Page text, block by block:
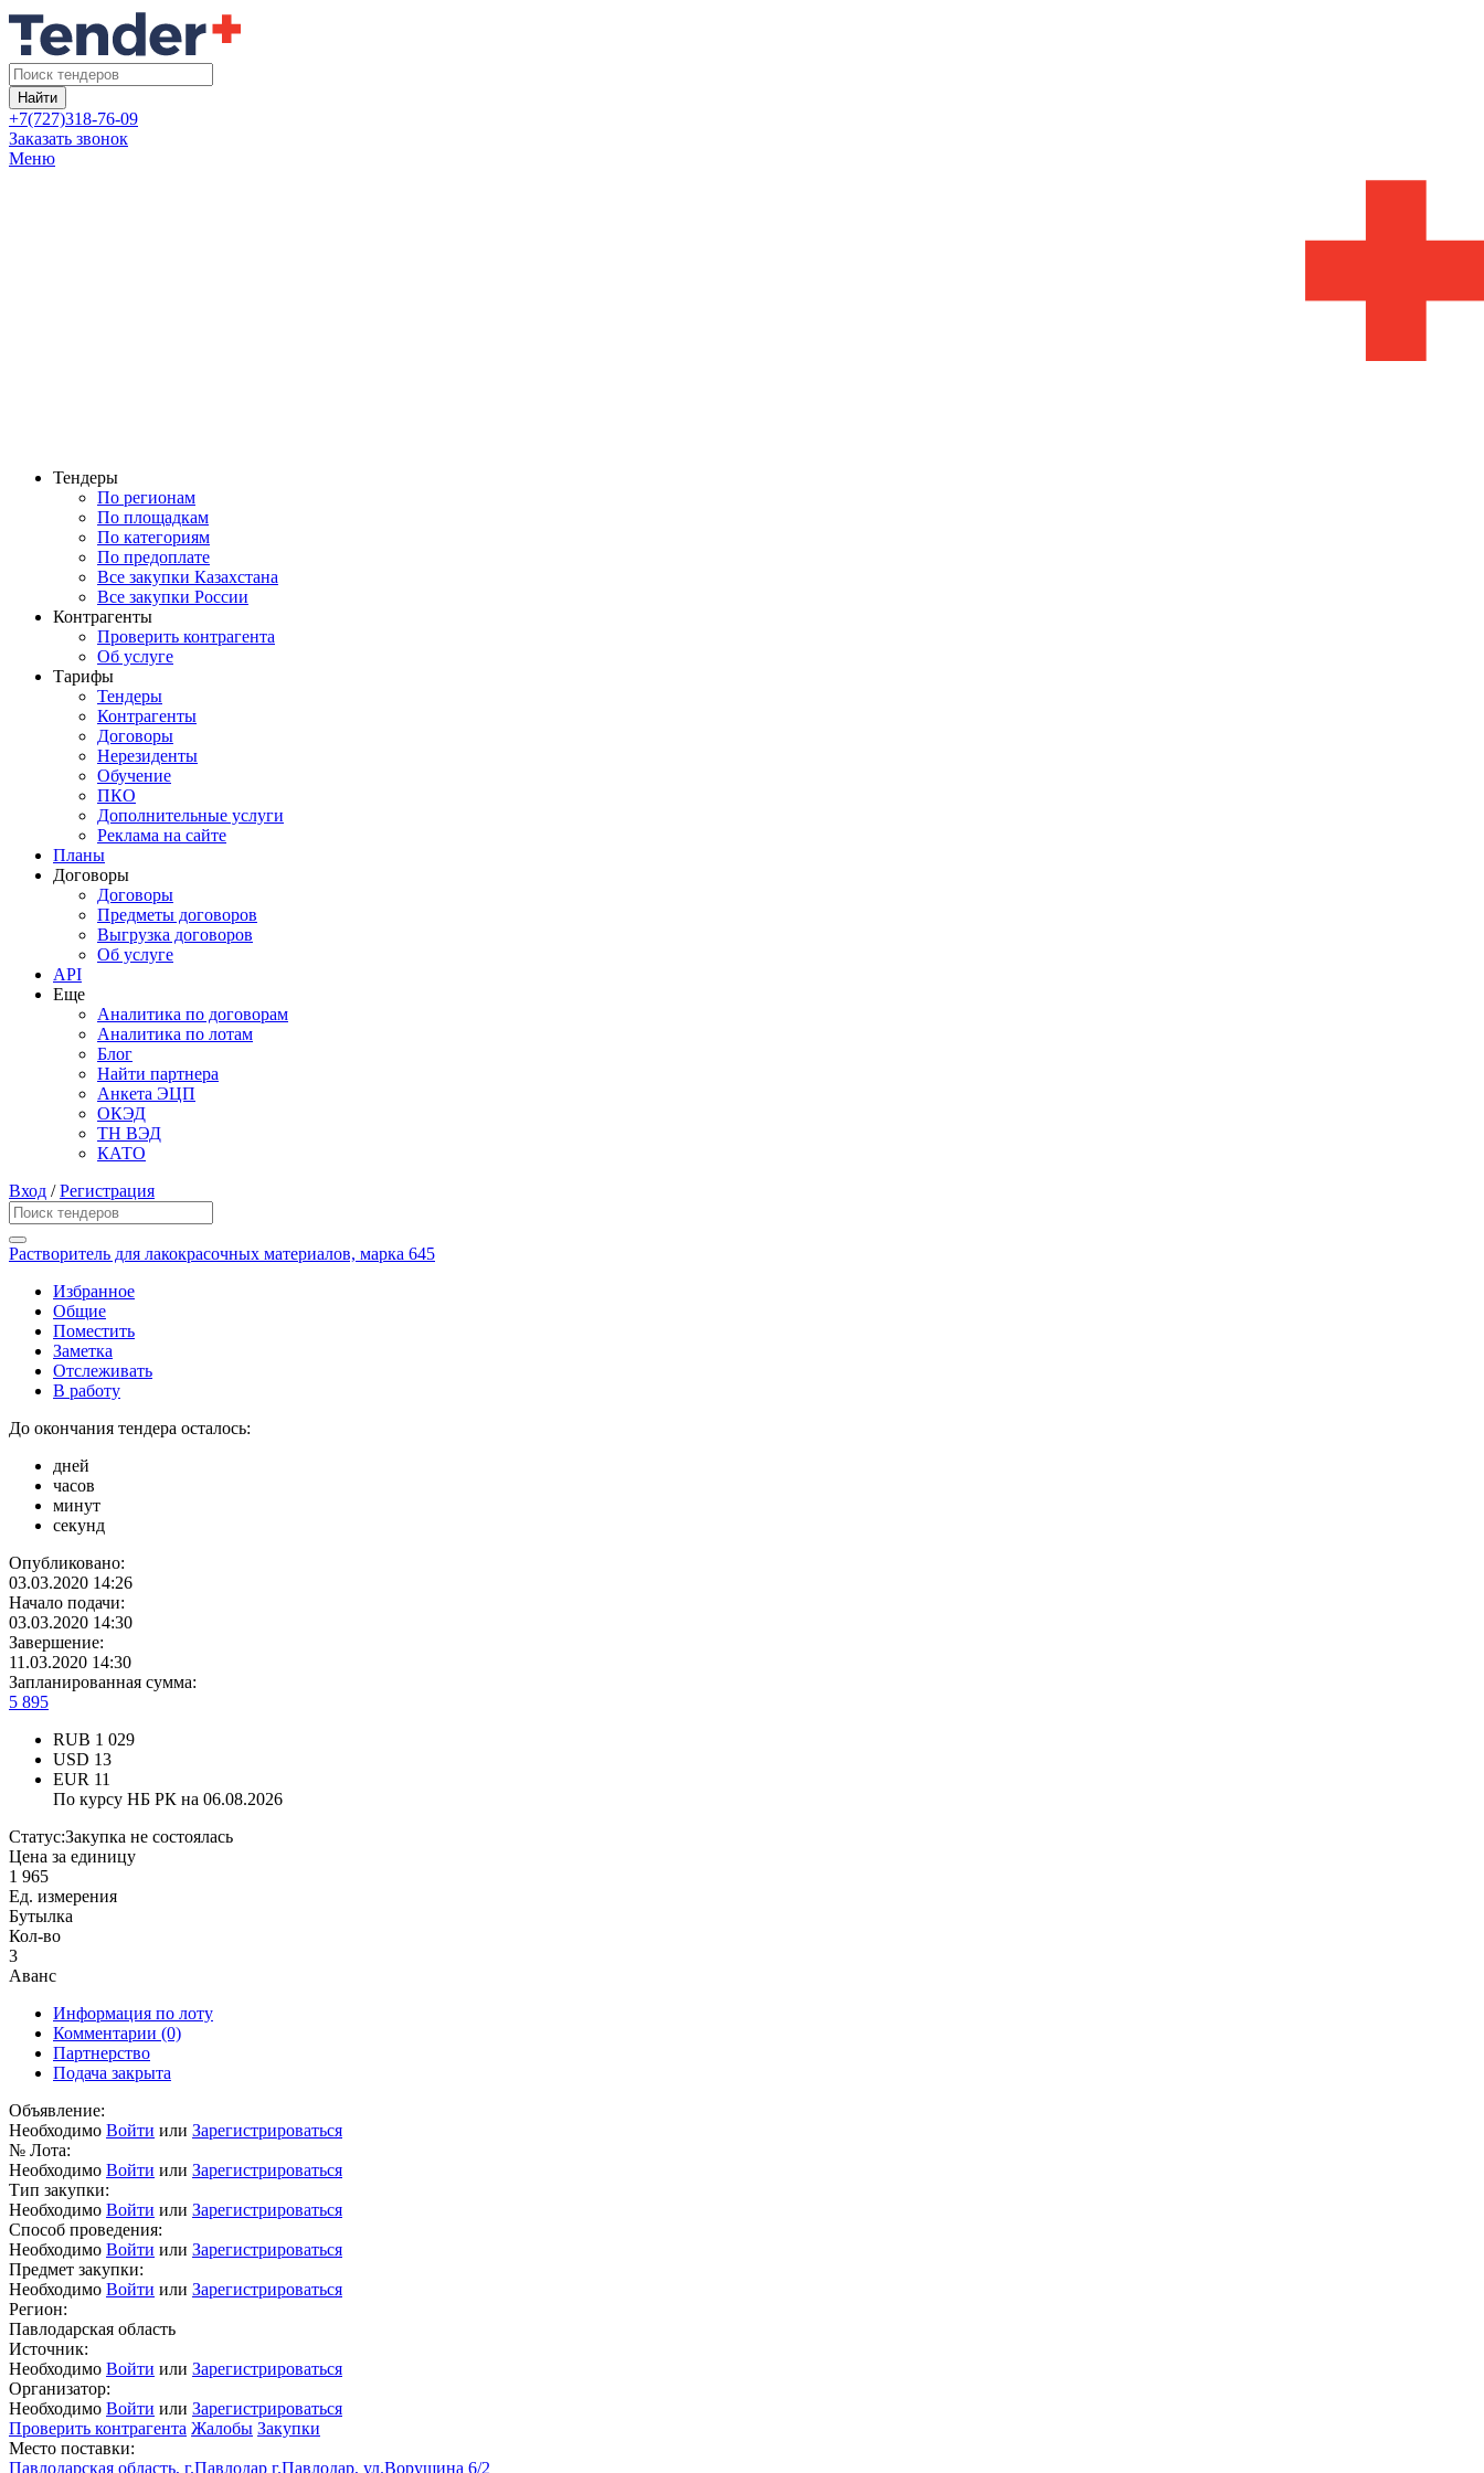
Найти
+7(727)318-76-09
Заказать звонок
Меню
Тендеры
По регионам
По площадкам
По категориям
По предоплате
Все закупки Казахстана
Все закупки России
Контрагенты
Проверить контрагента
Об услуге
Тарифы
Тендеры
Контрагенты
Договоры
Нерезиденты
Обучение
ПКО
Дополнительные услуги
Реклама на сайте
Планы
Договоры
Договоры
Предметы договоров
Выгрузка договоров
Об услуге
API
Еще
Аналитика по договорам
Аналитика по лотам
Блог
Найти партнера
Анкета ЭЦП
ОКЭД
ТН ВЭД
КАТО
Вход /Регистрация
Растворитель для лакокрасочных материалов, марка 645
Избранное
Общие
Поместить
Заметка
Отслеживать
В работу
До окончания тендера осталось:
дней
часов
минут
секунд
Опубликовано:
03.03.2020 14:26
Начало подачи:
03.03.2020 14:30
Завершение:
11.03.2020 14:30
Запланированная сумма:
5 895
RUB 1 029
USD 13
EUR 11
По курсу НБ РК на 06.08.2026
Статус:Закупка не состоялась
Цена за единицу
1 965
Ед. измерения
Бутылка
Кол-во
3
Аванс
Информация по лоту
Комментарии (0)
Партнерство
Подача закрыта
Объявление:
Необходимо Войти или Зарегистрироваться
№ Лота:
Необходимо Войти или Зарегистрироваться
Тип закупки:
Необходимо Войти или Зарегистрироваться
Способ проведения:
Необходимо Войти или Зарегистрироваться
Предмет закупки:
Необходимо Войти или Зарегистрироваться
Регион:
Павлодарская область
Источник:
Необходимо Войти или Зарегистрироваться
Организатор:
Необходимо Войти или Зарегистрироваться
Проверить контрагента Жалобы Закупки
Место поставки:
Павлодарская область, г.Павлодар г.Павлодар, ул.Ворушина 6/2